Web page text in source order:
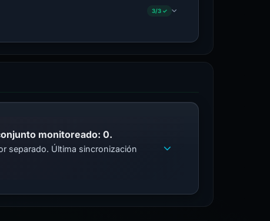
3/3 ✓
monitoreado: 0.
separado. Última sincronización